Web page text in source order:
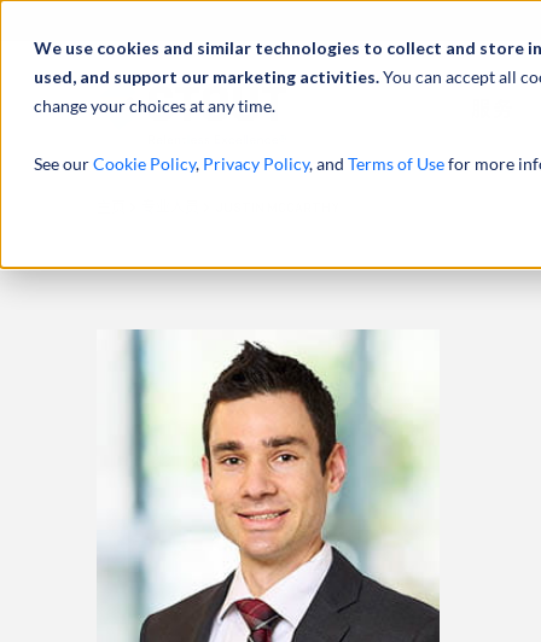
We use cookies and similar technologies to collect and
used, and support our marketing activities.You can accept all
change your choices at any time.
See ourCookie Policy, Privacy Policy, and Terms of Usefor more